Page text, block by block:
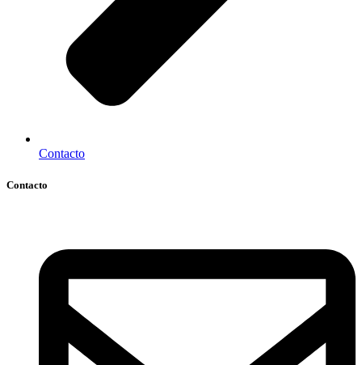
Contacto
Contacto